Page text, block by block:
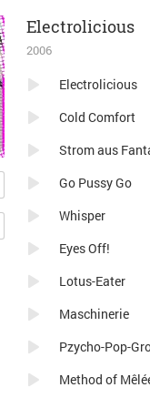
Electrolicious
2006
Electrolicious
Cold Comfort
Strom aus
Go Pussy Go
Whisper
Eyes Off!
Lotus-Eater
Maschinerie
Pzycho-Pop-
Method of